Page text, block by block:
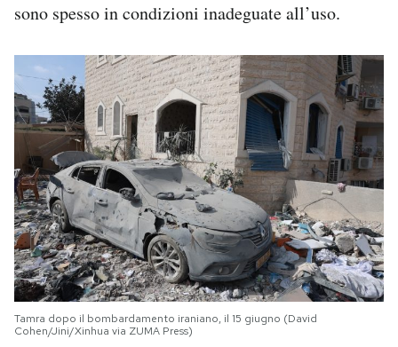
sono spesso in condizioni inadeguate all’uso.
Tamra dopo il bombardamento iraniano, il 15 giugno (David
Cohen/Jini/Xinhua via ZUMA Press)